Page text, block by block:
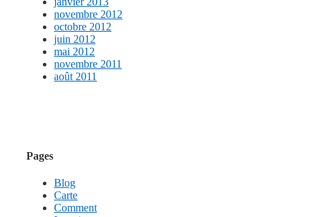
novembre 2012
octobre 2012
juin 2012
mai 2012
novembre 2011
août 2011
Pages
Blog
Carte
Comment